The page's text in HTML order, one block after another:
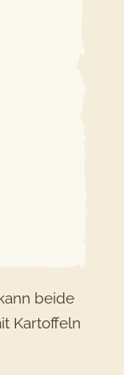
beide
Kartoffeln